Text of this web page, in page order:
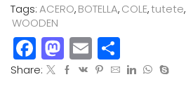
Tags:ACERO,BOTELLA,COLE,tutete,
WOODEN
Facebook
Mastodon
Email
Share: